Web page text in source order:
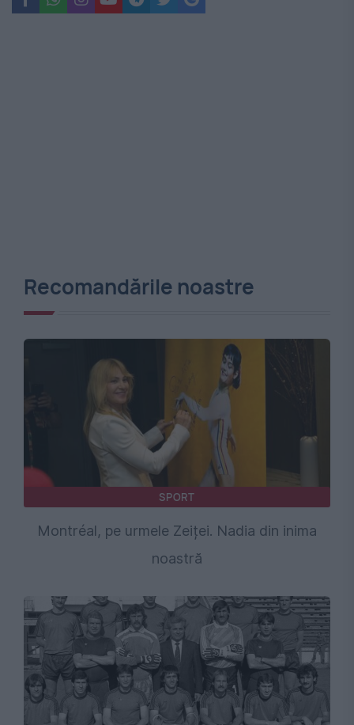
Recomandările noastre
SPORT
Montréal, pe urmele Zeiței. Nadia din inima
noastră